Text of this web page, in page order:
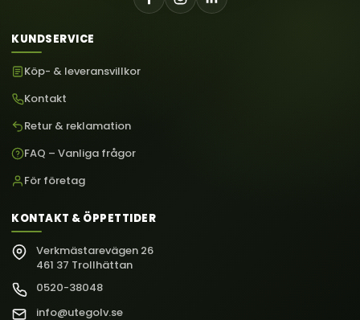
KUNDSERVICE
Köp- & leveransvillkor
Kontakt
Retur & reklamation
FAQ – Vanliga frågor
För företag
KONTAKT & ÖPPETTIDER
Verkmästarevägen 26
461 37 Trollhättan
0520-38048
info@utegolv.se